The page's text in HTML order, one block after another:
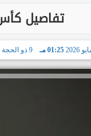
تفاصيل كأس آسيا لكرة
01:25 مـ 9 ذو الحجة 1447